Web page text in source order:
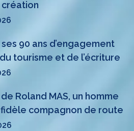
90 ans d’engagement
tourisme et de l’écriture
Roland MAS, un homme
compagnon de route